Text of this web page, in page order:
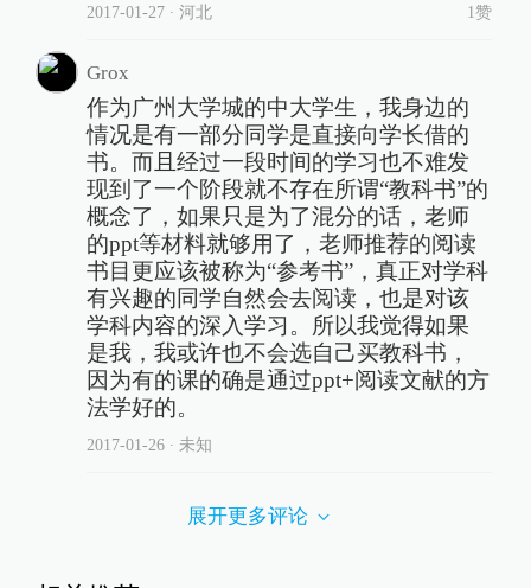
2017-01-27∙ 河北 1赞
Grox
作为广州大学城的中大学生，我身边的
情况是有一部分同学是直接向学长借的
书。而且经过一段时间的学习也不难发
现到了一个阶段就不存在所谓“教科书”的
概念了，如果只是为了混分的话，老师
的ppt等材料就够用了，老师推荐的阅读
书目更应该被称为“参考书”，真正对学科
有兴趣的同学自然会去阅读，也是对该
学科内容的深入学习。所以我觉得如果
是我，我或许也不会选自己买教科书，
因为有的课的确是通过ppt+阅读文献的方
法学好的。
2017-01-26∙ 未知
展开更多评论